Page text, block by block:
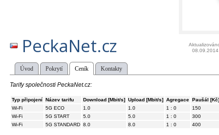
PeckaNet.cz
08.09.2014
Úvod Pokrytí Ceník Kontakty
Tarify společnosti PeckaNet.cz:
Typ připojení Název tarifu Download [Mbit/s] Upload [Mbit/s] Agregace Paušál [Kč]
Wi-Fi
5G ECO 1.0 1.0 1 : 0
150
Wi-Fi
5G START 5.0 5.0 1 : 0
300
Wi-Fi
5G STANDARD 8.0 8.0 1 : 0 400